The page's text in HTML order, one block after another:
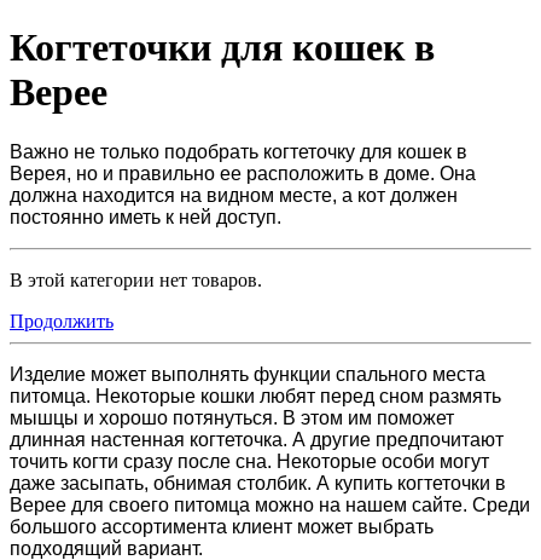
Когтеточки для кошек в
Верее
Важно не только подобрать когтеточку для кошек в
Верея, но и правильно ее расположить в доме. Она
должна находится на видном месте, а кот должен
постоянно иметь к ней доступ.
В этой категории нет товаров.
Продолжить
Изделие может выполнять функции спального места
питомца. Некоторые кошки любят перед сном размять
мышцы и хорошо потянуться. В этом им поможет
длинная настенная когтеточка. А другие предпочитают
точить когти сразу после сна. Некоторые особи могут
даже засыпать, обнимая столбик. А купить когтеточки в
Верее для своего питомца можно на нашем сайте. Среди
большого ассортимента клиент может выбрать
подходящий вариант.